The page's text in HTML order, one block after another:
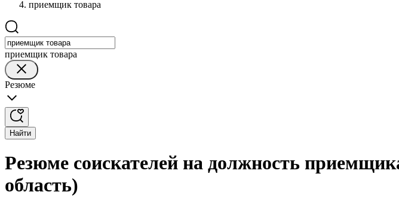
приемщик товара
приемщик товара
Резюме
Найти
Резюме соискателей на должность
область)